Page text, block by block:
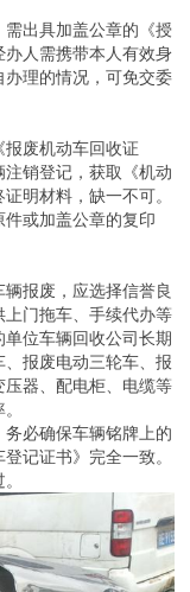
出具加盖公章的《授
人需携带本人有效身
理的情况，可免交委
废机动车回收证
销登记，获取《机动
明材料，缺一不可。
或加盖公章的复印
报废，应选择信誉良
门拖车、手续代办等
位车辆回收公司长期
报废电动三轮车、报
器、配电柜、电缆等
必确保车辆铭牌上的
记证书》完全一致。